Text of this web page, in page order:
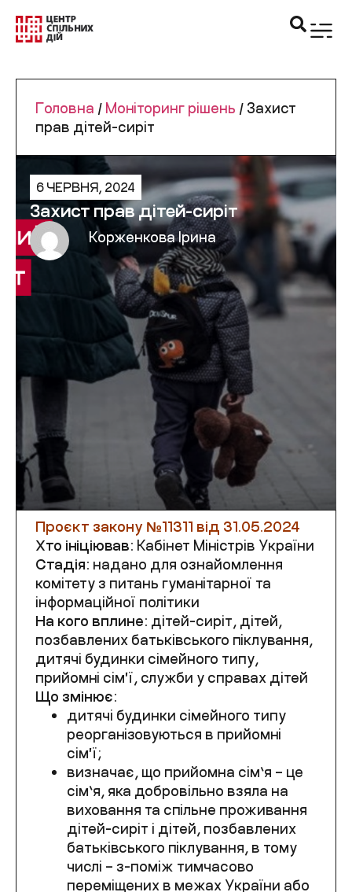
Головна / Моніторинг рішень / Захист
прав дітей-сиріт
6 ЧЕРВНЯ, 2024
Захист прав дітей-сиріт
Корженкова Ірина
Проєкт закону №11311 від 31.05.2024
Хто ініціював: Кабінет Міністрів України
Стадія: надано для ознайомлення
комітету з питань гуманітарної та
інформаційної політики
На кого вплине: дітей-сиріт, дітей,
позбавлених батьківського піклування,
дитячі будинки сімейного типу,
прийомні сімʼї, служби у справах дітей
Що змінює:
дитячі будинки сімейного типу
реорганізовуються в прийомні
сімʼї;
визначає, що прийомна сім’я – це
сім’я, яка добровільно взяла на
виховання та спільне проживання
дітей-сиріт і дітей, позбавлених
батьківського піклування, в тому
числі – з-поміж тимчасово
переміщених в межах України або